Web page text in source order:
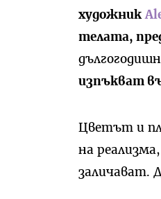
художник
телата,
изпъкват
Цветът и
на
заличават.